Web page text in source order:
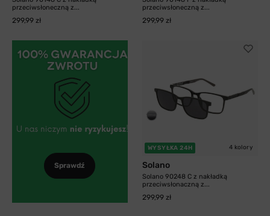
przeciwsłoneczną z...
299,99 zł
przeciwsłoneczną z...
299,99 zł
Sprawdź
WYSYŁKA 24H 4 kolory
Solano
Solano 90248 C z nakładką
przeciwsłonaczną z...
299,99 zł